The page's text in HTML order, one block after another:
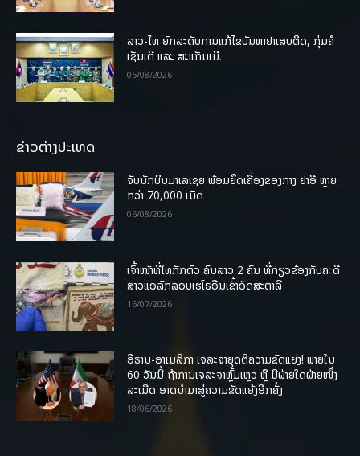
ລາວ-ໄທ ຍົກລະດັບການແກ້ໄຂບັນຫາຢາເສບຕິດ, ກຸ່ມຄໍ
ເຊັນເຕີ ແລະ ສະແກັມເມີ.
05/08/2026
ຂ່າວຕ່າງປະເທດ
ຈັບນັກບິນມາເລເຊຍ ພ້ອມຍຶດເຄື່ອງຂອງກາງ ຢາອີ ຫຼາຍ
ກວ່າ 70,000 ເມັດ
06/08/2026
ເຈົ້າໜ້າທີ່ໄທກັກຕົວ ຄົນລາວ 2 ຄົນ ທີ່ກ່ຽວຂ້ອງກັບຄະດີ
ສາວແອລັກລອບເຮໂຣອີນເຂົ້າອົດສະຕາລີ
16/07/2026
ອີຣານ-ອາເມລິກາ ເຈລະຈາຍຸດຕິຄວາມຂັດແຍ່ງ! ພາຍໃນ
60 ວັນນີ້ ຖ້າການເຈລະຈາຫຼົ້ມເຫຼວ ຫຼື ມີຝ່າຍໃດຝ່າຍໜຶ່ງ
ລະເມີດ ອາດນໍາມາສູ່ຄວາມຂັດແຍ້ງອີກຄັ້ງ
18/06/2026